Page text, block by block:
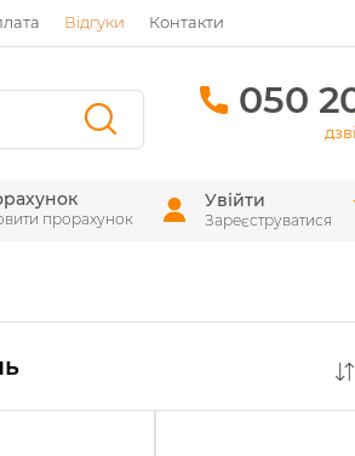
Відгуки Контакти
050
прорахунок
Увійти
Зареєструватися